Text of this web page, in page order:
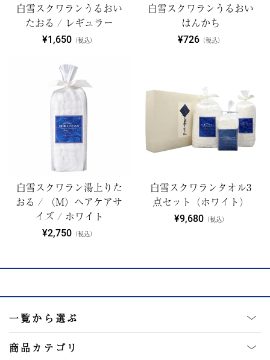
白雪スクワランうるおい
たおる / レギュラー
¥1,650 （税込）
白雪スクワランうるおい
はんかち
¥726 （税込）
白雪スクワラン湯上りた
おる / （M）ヘアケアサ
イズ / ホワイト
¥2,750 （税込）
白雪スクワランタオル3
点セット（ホワイト）
¥9,680（税込）
一覧から選ぶ
商品カテゴリ